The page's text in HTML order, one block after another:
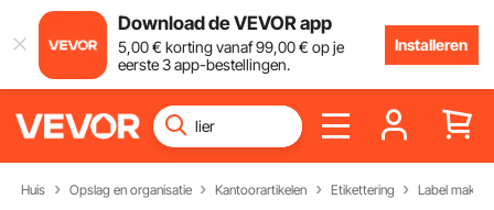
Download de VEVOR app
5,00€ korting vanaf99,00€ op je
eerste 3 app-bestellingen.
Installeren
Huis Opslag en organisatie Kantoorartikelen Etikettering Label makers